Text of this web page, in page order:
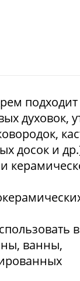
подходит
духовок,
досок и
ванны,